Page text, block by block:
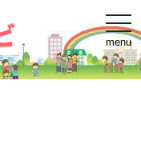
t
o
g
g
l
e
menu